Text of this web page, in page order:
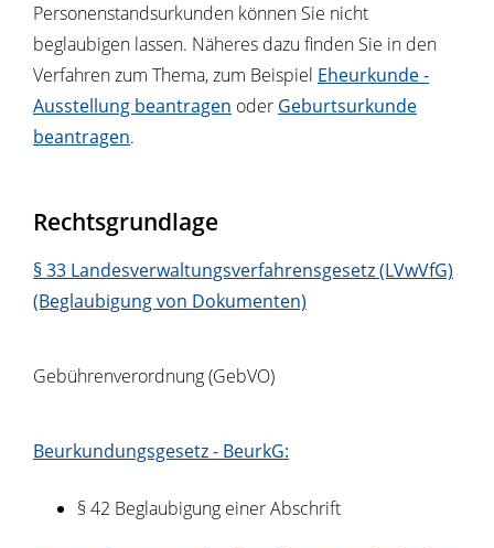
Personenstandsurkunden können Sie nicht
beglaubigen lassen. Näheres dazu finden Sie in den
Verfahren zum Thema, zum Beispiel Eheurkunde -
Ausstellung beantragen oder Geburtsurkunde
beantragen.
Rechtsgrundlage
§ 33 Landesverwaltungsverfahrensgesetz (LVwVfG)
(Beglaubigung von Dokumenten)
Gebührenverordnung (GebVO)
Beurkundungsgesetz - BeurkG:
§ 42 Beglaubigung einer Abschrift